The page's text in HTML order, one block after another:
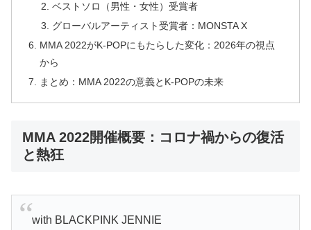
ベストソロ（男性・女性）受賞者
グローバルアーティスト受賞者：MONSTA X
MMA 2022がK-POPにもたらした変化：2026年の視点
から
まとめ：MMA 2022の意義とK-POPの未来
MMA 2022開催概要：コロナ禍からの復活
と熱狂
with BLACKPINK JENNIE